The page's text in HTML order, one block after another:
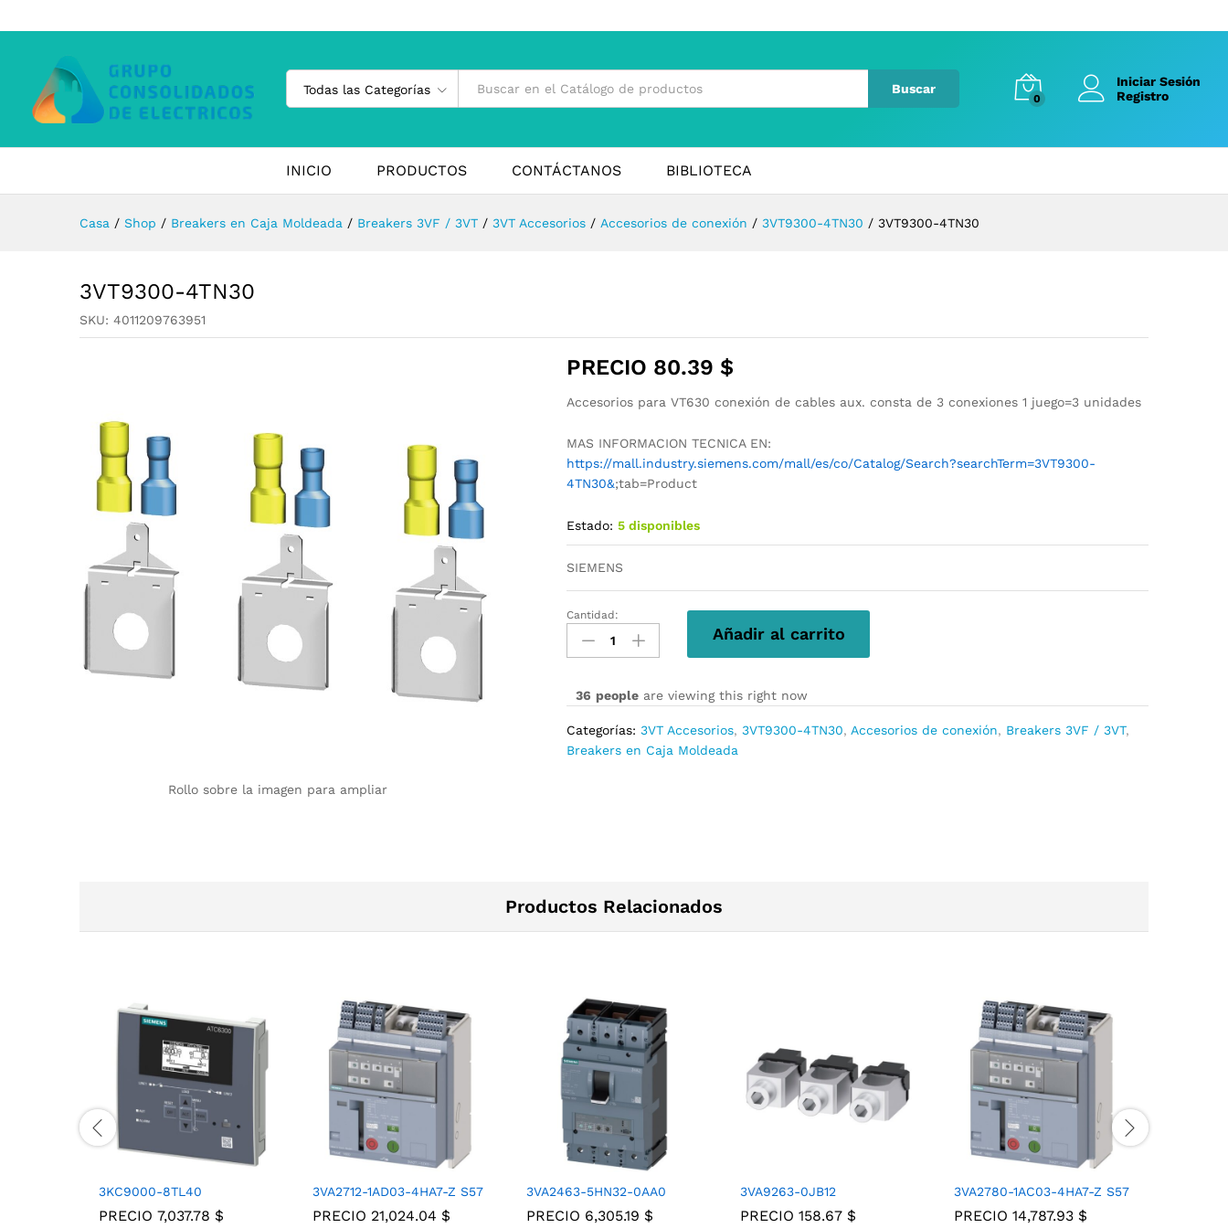
Todas las Categorías Buscar
0
Iniciar Sesión
Registro
INICIO PRODUCTOS CONTÁCTANOS BIBLIOTECA
Casa / Shop / Breakers en Caja Moldeada / Breakers 3VF / 3VT / 3VT Accesorios / Accesorios de conexión / 3VT9300-4TN30 / 3VT9300-4TN30
3VT9300-4TN30
SKU: 4011209763951
Rollo sobre la imagen para ampliar
PRECIO 80.39 $
Accesorios para VT630 conexión de cables aux. consta de 3 conexiones 1 juego=3 unidades
MAS INFORMACION TECNICA EN:
https://mall.industry.siemens.com/mall/es/co/Catalog/Search?searchTerm=3VT9300-
4TN30&;tab=Product
Estado: 5 disponibles
SIEMENS
3VT9300-
4TN30
cantidad
Cantidad:
Añadir al carrito
36 people are viewing this right now
Categorías:3VT Accesorios,3VT9300-4TN30, Accesorios de conexión, Breakers 3VF / 3VT,
Breakers en Caja Moldeada
Productos Relacionados
3KC9000-8TL40
PRECIO 7,037.78 $
3VA2712-1AD03-4HA7-Z S57
PRECIO 21,024.04 $
3VA2463-5HN32-0AA0
PRECIO 6,305.19 $
3VA9263-0JB12
PRECIO 158.67 $
3VA2780-1AC03-4HA7-Z S57
PRECIO 14,787.93 $